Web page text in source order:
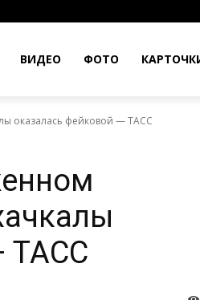
ВИДЕО ФОТО
оказалась фейковой — ТАСС
ТАСС